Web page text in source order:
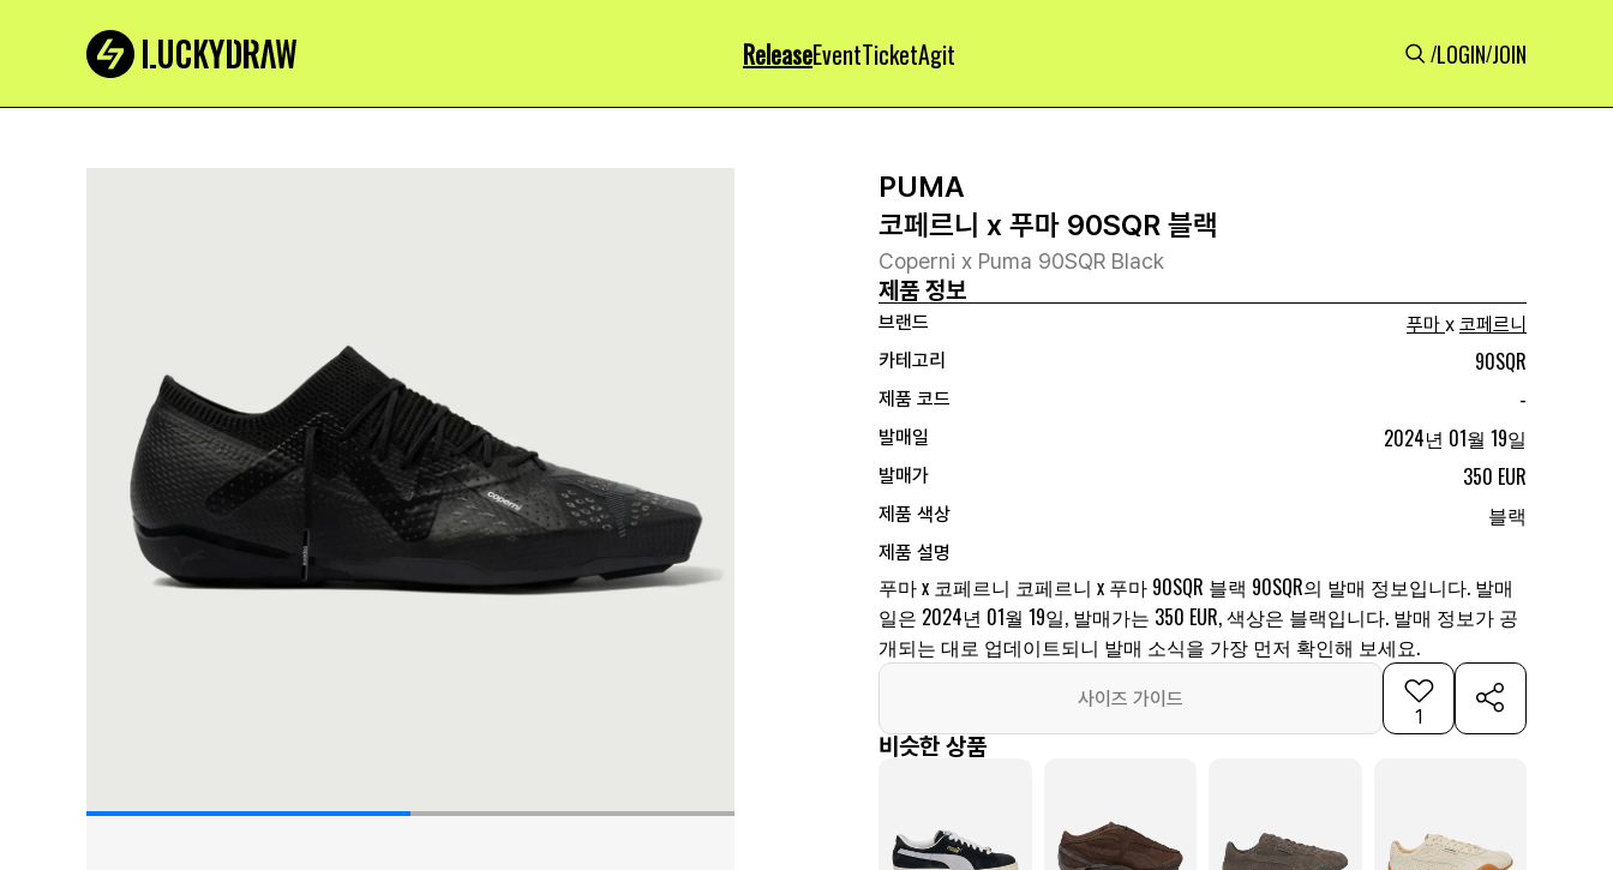
ReleaseEventTicketAgit /LOGIN/JOIN
PUMA
코페르니 x 푸마 90SQR 블랙
Coperni x Puma 90SQR Black
제품 정보
브랜드 푸마 x 코페르니
카테고리
90SQR
제품 코드 -
발매일 2024년 01월 19일
발매가 350 EUR
제품 색상 블랙
제품 설명
푸마 x 코페르니 코페르니 x 푸마 90SQR 블랙 90SQR의 발매 정보입니다. 발매
일은 2024년 01월 19일, 발매가는 350 EUR, 색상은 블랙입니다. 발매 정보가 공
개되는 대로 업데이트되니 발매 소식을 가장 먼저 확인해 보세요.
사이즈 가이드
1
비슷한 상품